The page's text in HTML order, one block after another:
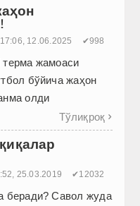
12.06.2025 ✔998
терма жамоаси
бўйича жаҳон
олди
Тўлиқроқ 
25.03.2019 ✔12032
беради? Савол жуда